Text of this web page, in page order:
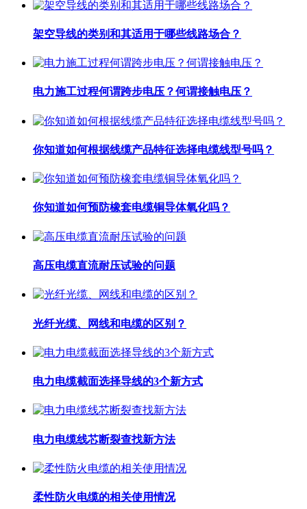
架空导线的类别和其适用于哪些线路场合？
电力施工过程何谓跨步电压？何谓接触电压？
你知道如何根据线缆产品特征选择电缆线型号吗？
你知道如何预防橡套电缆铜导体氧化吗？
高压电缆直流耐压试验的问题
光纤光缆、网线和电缆的区别？
电力电缆截面选择导线的3个新方式
电力电缆线芯断裂查找新方法
柔性防火电缆的相关使用情况